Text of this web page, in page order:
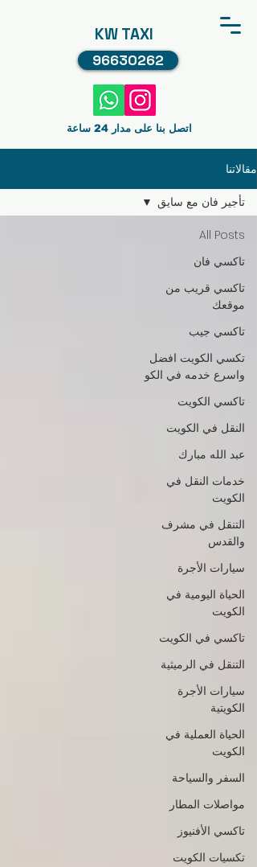
KW TAXI
96630262
اتصل بنا على مدار 24 ساعة
مقالاتنا
All Posts
تاكسي فان
تاكسي قريب من
موقعك
تاكسي جيب
تكسي الكويت افضل
واسرع خدمه في الكو
تاكسي الكويت
النقل في الكويت
عبد الله مبارك
خدمات النقل في
الكويت
التنقل في مشرف
والقدس
سيارات الأجرة
الحياة اليومية في
الكويت
تاكسي في الكويت
التنقل في الرميثية
سيارات الأجرة
الكويتية
الحياة العملية في
الكويت
السفر والسياحة
مواصلات المطار
تاكسي الأفنيوز
تكسيات الكويت
تأجير فان مع سايق